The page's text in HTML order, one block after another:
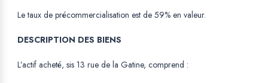
Le taux de précommercialisation est de 59% en valeur.
DESCRIPTION DES BIENS
L’actif acheté, sis 13 rue de la Gatine, comprend :